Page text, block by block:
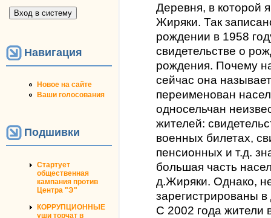
Навигация
Новое на сайте
Ваши голосования
Подшивки
Стартует
общественная
кампания против
Центра "Э"
КОРРУПЦИОННЫЕ
уши торчат в
Деревня, в которой
Жиряки. Так
рождении в 1958
свидетельстве о
рождения. Почему
сейчас она
переименован
односельчан
жителей:
военных билетах,
пенсионных и т.д.
большая часть
д.Жиряки. Однако,
зарегистрированы
С 2002 года жители